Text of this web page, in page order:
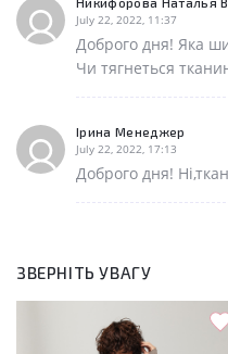
July 22, 2022, 11:37
Доброго дня! Яка
Чи тягнеться
Ірина Менеджер
July 22, 2022, 17:13
Доброго дня!
ЗВЕРНІТЬ УВАГУ